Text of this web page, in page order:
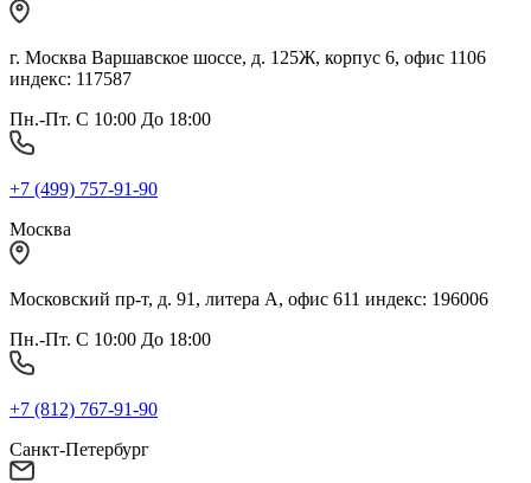
г. Москва Варшавское шоссе, д. 125Ж, корпус 6, офис 1106
индекс: 117587
Пн.-Пт. С 10:00 До 18:00
+7 (499) 757-91-90
Москва
Московский пр-т, д. 91, литера А, офис 611 индекс: 196006
Пн.-Пт. С 10:00 До 18:00
+7 (812) 767-91-90
Санкт-Петербург